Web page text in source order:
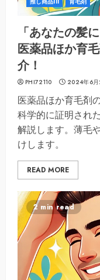
「あなたの髪
医薬品ほか育
介！
PHI72110 2024年6
医薬品ほか育毛剤
科学的に証明され
解説します。薄毛
けします。
READ MORE
2 min read